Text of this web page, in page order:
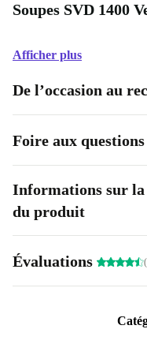
Soupes SVD 1400
Afficher plus
De l’occasion au
Foire aux questions
Informations sur
du produit
Évaluations